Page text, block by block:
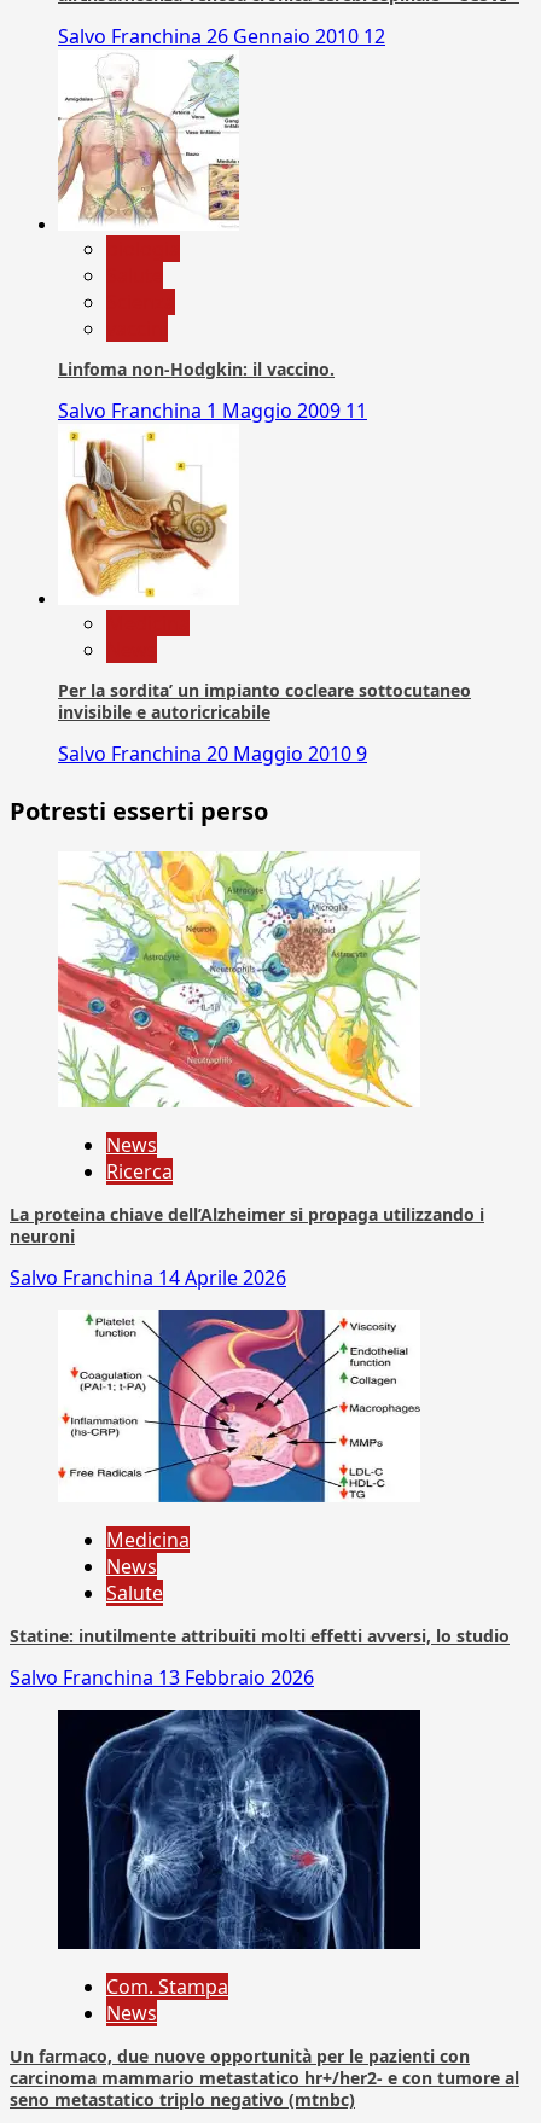
Salvo Franchina 26 Gennaio 2010 12
Linfoma non-Hodgkin: il vaccino.
Salvo Franchina 1 Maggio 2009 11
Per la sordita’ un impianto cocleare sottocutaneo
invisibile e autoricricabile
Salvo Franchina 20 Maggio 20109
Potresti esserti perso
News
Ricerca
La proteina chiave dell’Alzheimer si propaga utilizzando i
neuroni
Salvo Franchina 14 Aprile 2026
Medicina
News
Salute
Statine: inutilmente attribuiti molti effetti avversi, lo studio
Salvo Franchina 13 Febbraio 2026
Com. Stampa
News
Un farmaco, due nuove opportunità per le pazienti con
carcinoma mammario metastatico hr+/her2- e con tumore al
seno metastatico triplo negativo (mtnbc)